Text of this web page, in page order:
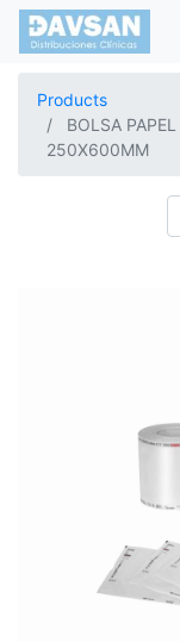
Products
BOLSA
250X600MM